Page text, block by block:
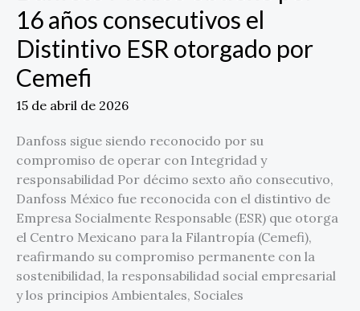
16 años consecutivos el
Distintivo ESR otorgado por
Cemefi
15 de abril de 2026
Danfoss sigue siendo reconocido por su
compromiso de operar con Integridad y
responsabilidad Por décimo sexto año consecutivo,
Danfoss México fue reconocida con el distintivo de
Empresa Socialmente Responsable (ESR) que otorga
el Centro Mexicano para la Filantropía (Cemefi),
reafirmando su compromiso permanente con la
sostenibilidad, la responsabilidad social empresarial
y los principios Ambientales, Sociales
otorgado
por
Cemefi